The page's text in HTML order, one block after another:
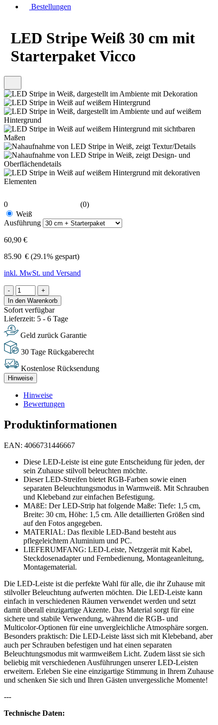
Bestellungen
LED Stripe Weiß 30 cm mit
Starterpaket Vicco
0
(0)
Weiß
Ausführung
60,90 €
85.90 € (29.1% gespart)
inkl. MwSt. und Versand
-
+
In den Warenkorb
Sofort verfügbar
Lieferzeit: 5 - 6 Tage
Geld zurück Garantie
30 Tage Rückgaberecht
Kostenlose Rücksendung
Hinweise
Hinweise
Bewertungen
Produktinformationen
EAN: 4066731446667
Diese LED-Leiste ist eine gute Entscheidung für jeden, der
sein Zuhause stilvoll beleuchten möchte.
Dieser LED-Streifen bietet RGB-Farben sowie einen
separaten Beleuchtungsmodus in Warmweiß. Mit Schrauben
und Klebeband zur einfachen Befestigung.
MAßE: Der LED-Strip hat folgende Maße: Tiefe: 1,5 cm,
Breite: 30 cm, Höhe: 1,5 cm. Alle detaillierten Größen sind
auf den Fotos angegeben.
MATERIAL: Das flexible LED-Band besteht aus
pflegeleichtem Aluminium und PC.
LIEFERUMFANG: LED-Leiste, Netzgerät mit Kabel,
Steckdosenadapter und Fernbedienung, Montageanleitung,
Montagematerial.
Die LED-Leiste ist die perfekte Wahl für alle, die ihr Zuhause mit
stilvoller Beleuchtung aufwerten möchten. Die LED-Leiste kann
einfach in verschiedenen Räumen verwendet werden und setzt
damit überall einzigartige Akzente. Das Material sorgt für eine
sichere und stabile Verwendung, während die RGB- und
Multicolor-Optionen für eine unvergleichliche Atmosphäre sorgen.
Besonders praktisch: Die LED-Leiste lässt sich mit Klebeband, aber
auch per Schrauben befestigen und hat einen separaten
Beleuchtungsmodus mit warmweißem Licht. Zudem lässt sie sich
beliebig mit verschiedenen Ausführungen unserer LED-Leisten
erweitern. Erleben Sie eine einzigartige Stimmung in Ihrem Zuhause
und schenken Sie sich und Ihren Gästen unvergessliche Momente!
---
Technische Daten: